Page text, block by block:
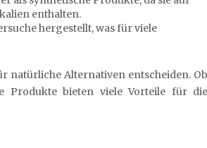
enthalten.
hergestellt, was für viele
natürliche Alternativen entscheiden. Ob
Produkte bieten viele Vorteile für die